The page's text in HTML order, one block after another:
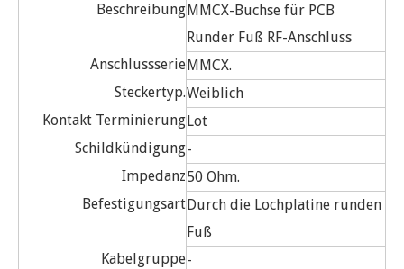
BeschreibungMMCX-Buchse für PCB
Runder Fuß RF-Anschluss
AnschlussserieMMCX.
Steckertyp.Weiblich
Kontakt TerminierungLot
Schildkündigung-
Impedanz50 Ohm.
BefestigungsartDurch die Lochplatine runden
Fuß
Kabelgruppe-